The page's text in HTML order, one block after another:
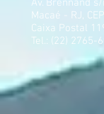
Av. Brennand
Macaé - RJ,
Caixa Postal
Tel.: (22) 2765-